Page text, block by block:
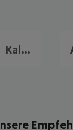
Kallithea